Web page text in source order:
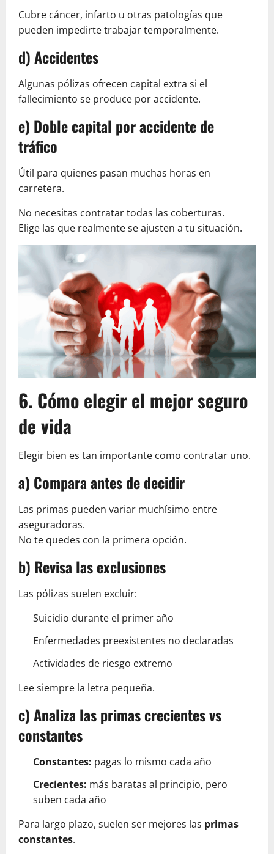
Cubre cáncer, infarto u otras patologías que
pueden impedirte trabajar temporalmente.
d) Accidentes
Algunas pólizas ofrecen capital extra si el
fallecimiento se produce por accidente.
e) Doble capital por accidente de
tráfico
Útil para quienes pasan muchas horas en
carretera.
No necesitas contratar todas las coberturas.
Elige las que realmente se ajusten a tu situación.
6. Cómo elegir el mejor seguro
de vida
Elegir bien es tan importante como contratar uno.
a) Compara antes de decidir
Las primas pueden variar muchísimo entre
aseguradoras.
No te quedes con la primera opción.
b) Revisa las exclusiones
Las pólizas suelen excluir:
Suicidio durante el primer año
Enfermedades preexistentes no declaradas
Actividades de riesgo extremo
Lee siempre la letra pequeña.
c) Analiza las primas crecientes vs
constantes
Constantes: pagas lo mismo cada año
Crecientes: más baratas al principio, pero
suben cada año
Para largo plazo, suelen ser mejores las primas
constantes.